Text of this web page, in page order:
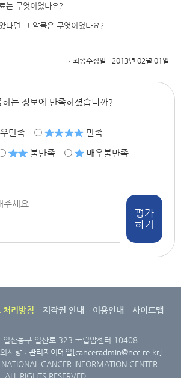
는 무엇이었나요?
다면 그 약물은 무엇이었나요?
최종수정일 : 2013년 02월 01일
는 정보에 만족하셨습니까?
만족
만족
불만족
매우불만족
평가
하기
처리방침 저작권 안내 이용안내 사이트맵
일산동구 일산로 323 국립암센터 10408
사항 : 관리자이메일[canceradmin@ncc.re.kr]
CANCER INFORMATION CENTER.
ALL RIGHTS RESERVED.